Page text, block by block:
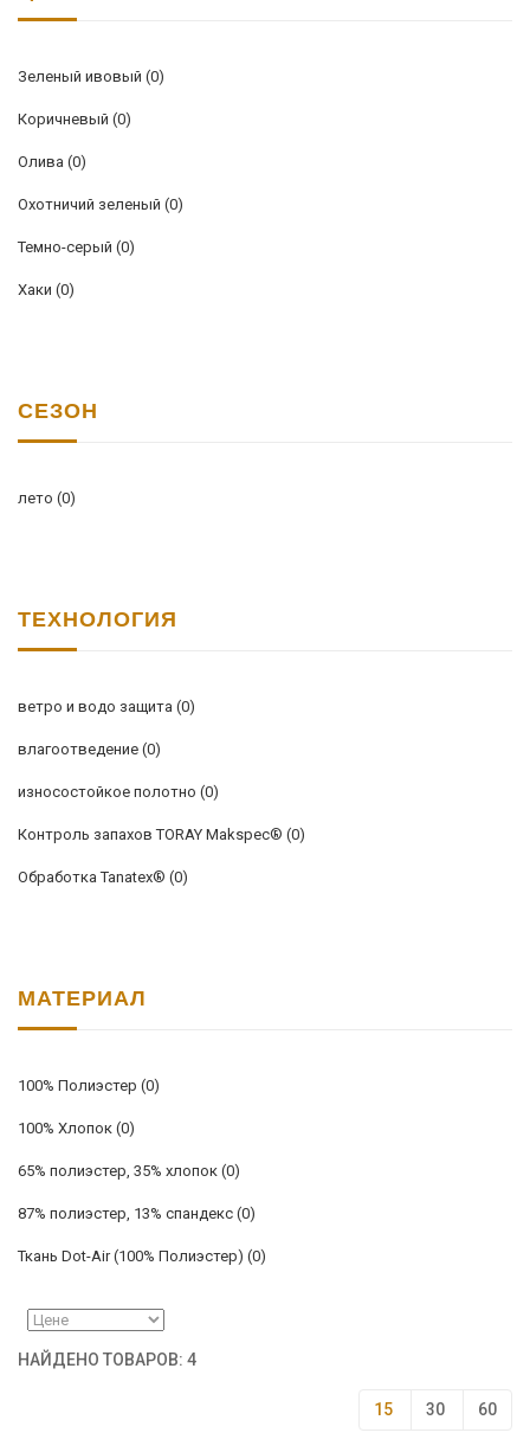
Зеленый ивовый (0)
Коричневый (0)
Олива (0)
Охотничий зеленый (0)
Темно-серый (0)
Хаки (0)
СЕЗОН
лето (0)
ТЕХНОЛОГИЯ
ветро и водо защита (0)
влагоотведение (0)
износостойкое полотно (0)
Контроль запахов TORAY Makspec® (0)
Обработка Tanatex® (0)
МАТЕРИАЛ
100% Полиэстер (0)
100% Хлопок (0)
65% полиэстер, 35% хлопок (0)
87% полиэстер, 13% спандекс (0)
Ткань Dot-Air (100% Полиэстер) (0)
НАЙДЕНО ТОВАРОВ: 4
15 30 60